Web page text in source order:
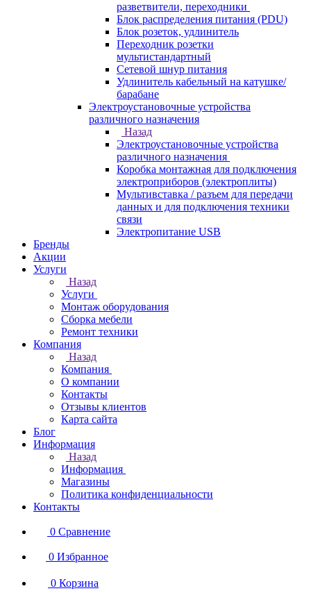
разветвители, переходники
Блок распределения питания (PDU)
Блок розеток, удлинитель
Переходник розетки
мультистандартный
Сетевой шнур питания
Удлинитель кабельный на катушке/
барабане
Электроустановочные устройства
различного назначения
Назад
Электроустановочные устройства
различного назначения
Коробка монтажная для подключения
электроприборов (электроплиты)
Мультивставка / разъем для передачи
данных и для подключения техники
связи
Электропитание USB
Бренды
Акции
Услуги
Назад
Услуги
Монтаж оборудования
Сборка мебели
Ремонт техники
Компания
Назад
Компания
О компании
Контакты
Отзывы клиентов
Карта сайта
Блог
Информация
Назад
Информация
Магазины
Политика конфиденциальности
Контакты
0 Сравнение
0 Избранное
0 Корзина